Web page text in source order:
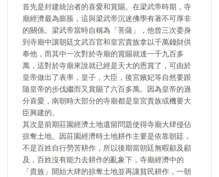
首先是封建統治者的喜愛和賞賜。在梁武帝時期，寺
廟經濟最為膨脹，這與梁武帝沉迷佛學有著不可厚非
的關係。梁武帝當時自稱為「菩薩」，他曾三次委身
到寺廟中讓朝廷文武百官和皇宮貴族拿以千萬錢財供
奉他，而其中一次對於寺廟的賞賜就達一千九百多
萬，這對於寺廟來說就已經是天大的恩賞了，可由於
皇帝做出了表率，皇子，大臣，後宮嬪妃等自然要跟
隨皇帝的步伐繼而又賞賜了六百多萬。因為皇帝的過
分喜愛，南朝時大部分的寺廟都是皇宮貴族或機要大
臣興建的。
其次是前期莊園經濟土地遺留問題使得寺廟大肆侵佔
掠奪土地。因莊園經濟時土地耕作主要是依靠朝廷，
不是百姓自行勞苦耕作，所以後期當朝廷無暇顧及顧
及，百姓沒有能力去耕作的亂象下，寺廟經濟中的
「貴族」開始大肆的掠奪土地並再讓貧民耕作，一朝